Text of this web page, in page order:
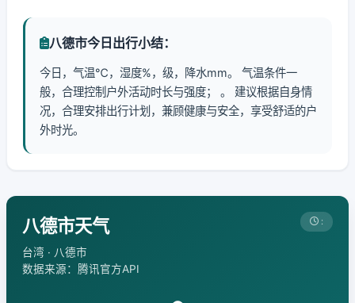
八德市今日出行小结：
今日，气温℃，湿度%，级，降水mm。 气温条件一
般，合理控制户外活动时长与强度； 。 建议根据自身情
况，合理安排出行计划，兼顾健康与安全，享受舒适的户
外时光。
八德市天气
台湾 · 八德市
数据来源：腾讯官方API
: